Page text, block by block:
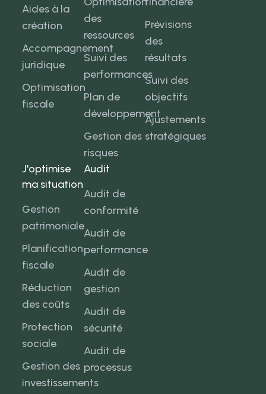
Aides à la
création
Accompagnement
juridique
Optimisation
fiscale
des
ressources
Suivi des
performances
Plan de
développement
Gestion des
risques
Prévisions
des
résultats
Suivi des
objectifs
Ajustements
stratégiques
J'optimise
ma situation
Gestion
patrimoniale
Planification
fiscale
Réduction
des coûts
Protection
sociale
Gestion des
investissements
Audit
Audit de
conformité
Audit de
performance
Audit de
gestion
Audit de
sécurité
Audit de
processus